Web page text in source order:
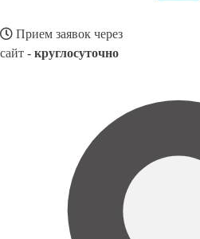
Прием заявок через
сайт - круглосуточно